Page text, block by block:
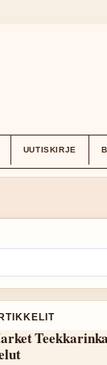
UUTISKIRJE